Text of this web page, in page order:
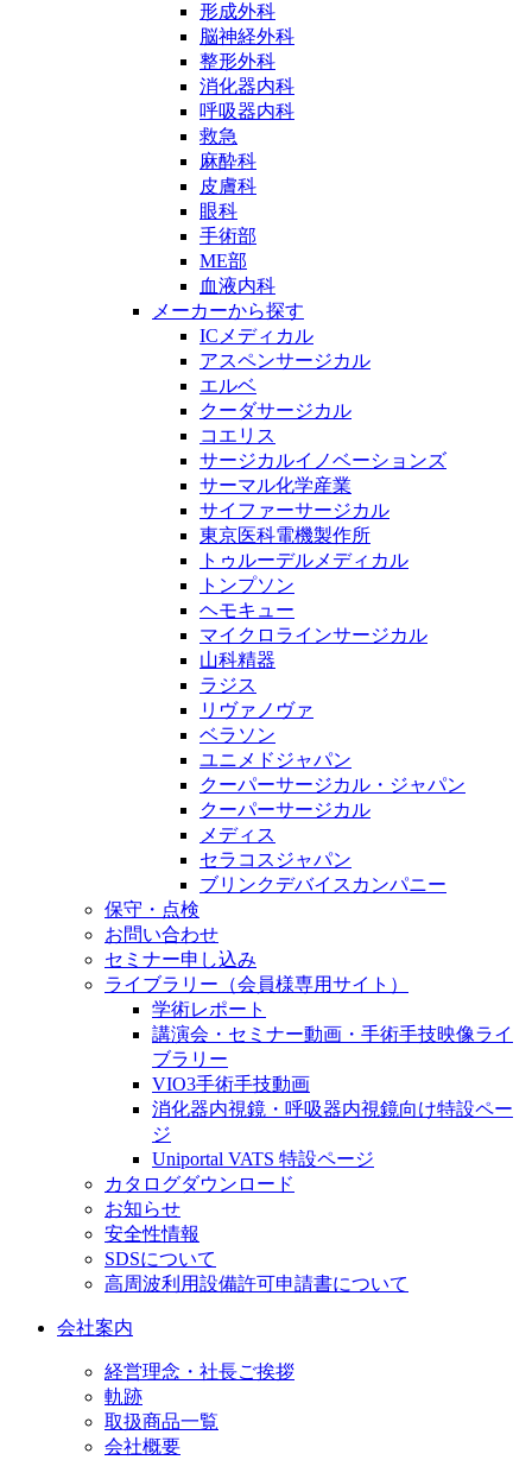
形成外科
脳神経外科
整形外科
消化器内科
呼吸器内科
救急
麻酔科
皮膚科
眼科
手術部
ME部
血液内科
メーカーから探す
ICメディカル
アスペンサージカル
エルベ
クーダサージカル
コエリス
サージカルイノベーションズ
サーマル化学産業
サイファーサージカル
東京医科電機製作所
トゥルーデルメディカル
トンプソン
ヘモキュー
マイクロラインサージカル
山科精器
ラジス
リヴァノヴァ
ベラソン
ユニメドジャパン
クーパーサージカル・ジャパン
クーパーサージカル
メディス
セラコスジャパン
ブリンクデバイスカンパニー
保守・点検
お問い合わせ
セミナー申し込み
ライブラリー（会員様専用サイト）
学術レポート
講演会・セミナー動画・手術手技映像ライ
ブラリー
VIO3手術手技動画
消化器内視鏡・呼吸器内視鏡向け特設ペー
ジ
Uniportal VATS 特設ページ
カタログダウンロード
お知らせ
安全性情報
SDSについて
高周波利用設備許可申請書について
会社案内
経営理念・社長ご挨拶
軌跡
取扱商品一覧
会社概要